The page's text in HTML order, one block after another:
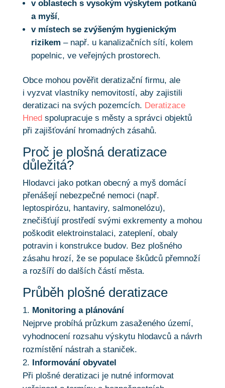
v oblastech s vysokým výskytem potkanů
a myší,
v místech se zvýšeným hygienickým
rizikem – např. u kanalizačních sítí, kolem
popelnic, ve veřejných prostorech.
Obce mohou pověřit deratizační firmu, ale
i vyzvat vlastníky nemovitostí, aby zajistili
deratizaci na svých pozemcích. Deratizace
Hnedspolupracuje s městy a správci objektů
při zajišťování hromadných zásahů.
Proč je plošná deratizace
důležitá?
Hlodavci jako potkan obecný a myš domácí
přenášejí nebezpečné nemoci (např.
leptospirózu, hantaviry, salmonelózu),
znečišťují prostředí svými exkrementy a mohou
poškodit elektroinstalaci, zateplení, obaly
potravin i konstrukce budov. Bez plošného
zásahu hrozí, že se populace škůdců přemnoží
a rozšíří do dalších částí města.
Průběh plošné deratizace
Monitoring a plánování
Nejprve probíhá průzkum zasaženého území,
vyhodnocení rozsahu výskytu hlodavců a návrh
rozmístění nástrah a staniček.
Informování obyvatel
Při plošné deratizaci je nutné informovat